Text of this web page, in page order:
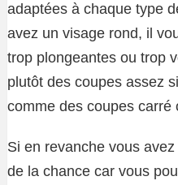
adaptées à chaque type
avez un visage rond, il
trop plongeantes ou trop
plutôt des coupes assez
comme des coupes carré
Si en revanche vous
de la chance car vous